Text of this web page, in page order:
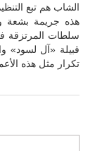
الشاب هم تبع
هذه جريمة بشعة
سلطات المرتزقة
قبيلة «آل لسود»
تكرار مثل هذه